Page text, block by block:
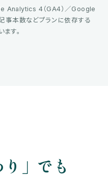
Analytics 4（GA4）／Google
事本数などプランに依存する
す。
り」でも